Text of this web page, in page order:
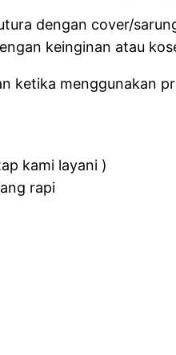
dengan cover/
keinginan atau
ketika menggunakan
kami layani )
rapi